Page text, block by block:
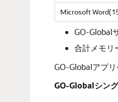
Microsoft
GO-Global
合計メモリ
GO-Globalアプ
GO-Globalシン